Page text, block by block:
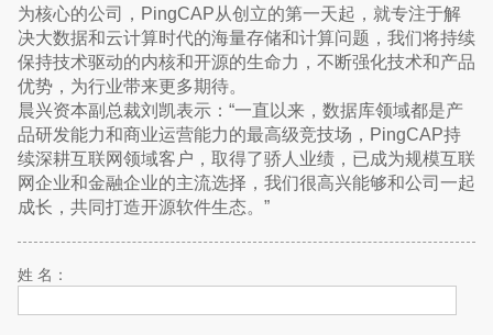
为核心的公司，PingCAP从创立的第一天起，就专注于解
决大数据和云计算时代的海量存储和计算问题，我们将持续
保持技术驱动的内核和开源的生命力，不断强化技术和产品
优势，为行业带来更多期待。
晨兴资本副总裁刘凯表示：“一直以来，数据库领域都是产
品研发能力和商业运营能力的最高级竞技场，PingCAP持
续深耕互联网领域客户，取得了骄人业绩，已成为规模互联
网企业和金融企业的主流选择，我们很高兴能够和公司一起
成长，共同打造开源软件生态。”
姓 名：